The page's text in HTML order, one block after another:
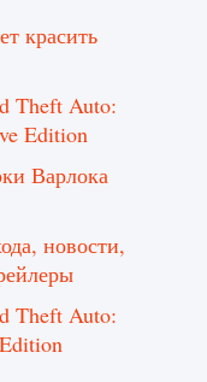
красить
Theft Auto:
Edition
Варлока
новости,
Theft Auto: